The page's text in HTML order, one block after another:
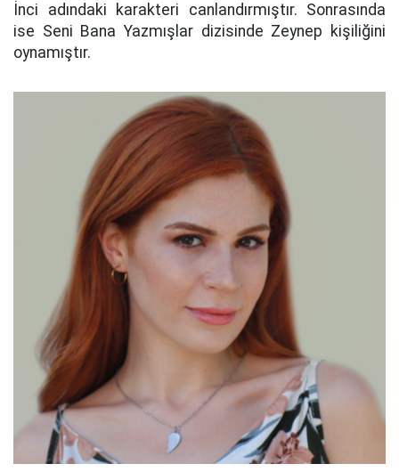
İnci adındaki karakteri canlandırmıştır. Sonrasında
ise Seni Bana Yazmışlar dizisinde Zeynep kişiliğini
oynamıştır.